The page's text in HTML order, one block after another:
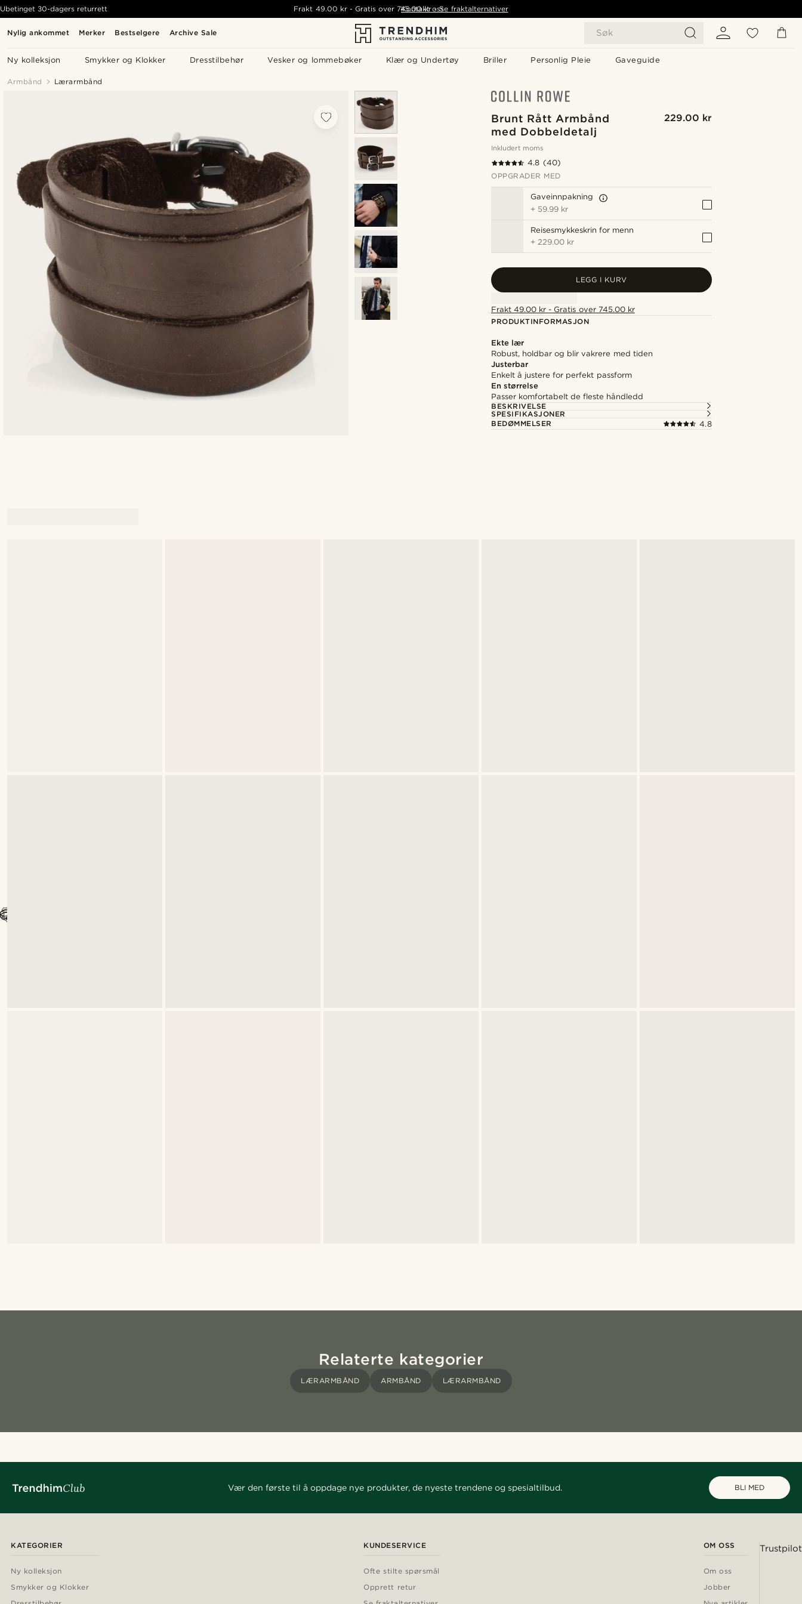
Nylig ankommet Merker Bestselgere Archive Sale Søk
Ny kolleksjon Smykker og Klokker Dresstilbehør Vesker og lommebøker Klær og Undertøy Briller Personlig Pleie Gaveguide
Ubetinget 30-dagers returrett Frakt 49.00 kr- Gratis over 745.00 kr - Se fraktalternativer
Kontakt oss
Armbånd Lærarmbånd
Brunt Rått Armbånd
med Dobbeldetalj
229.00 kr
Inkludert moms
4.8 (40)
OPPGRADER MED
Gaveinnpakning
+ 59.99 kr
Reisesmykkeskrin for menn
+ 229.00 kr
LEGG I KURV
Frakt 49.00 kr - Gratis over 745.00 kr
PRODUKTINFORMASJON
Ekte lær
Robust, holdbar og blir vakrere med tiden
Justerbar
Enkelt å justere for perfekt passform
En størrelse
Passer komfortabelt de fleste håndledd
BESKRIVELSE
SPESIFIKASJONER
BEDØMMELSER
4.8
Relaterte kategorier
LÆRARMBÅND ARMBÅND LÆRARMBÅND
Vær den første til å oppdage nye produkter, de nyeste trendene og spesialtilbud. BLI MED
KATEGORIER
Ny kolleksjon
Smykker og Klokker
KUNDESERVICE
Ofte stilte spørsmål
Opprett retur
OM OSS
Om oss
Jobber
Trustpilot